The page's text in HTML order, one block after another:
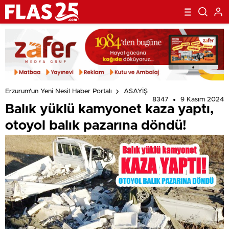
Erzurum'un Yeni Nesil Haber Portalı
ASAYİŞ
8347
9 Kasım 2024
Balık yüklü kamyonet kaza yaptı,
otoyol balık pazarına döndü!